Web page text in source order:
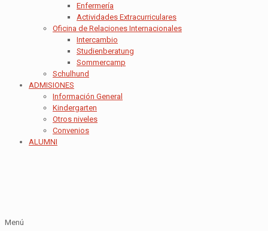
Enfermería
Actividades Extracurriculares
Oficina de Relaciones Internacionales
Intercambio
Studienberatung
Sommercamp
Schulhund
ADMISIONES
Información General
Kindergarten
Otros niveles
Convenios
ALUMNI
Menú